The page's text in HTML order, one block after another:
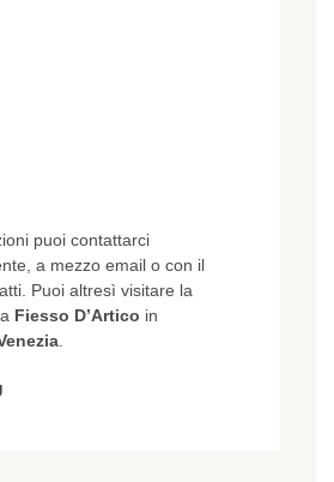
puoi contattarci
a mezzo email o con il
Puoi altresì visitare la
Fiesso D’Artico in
.